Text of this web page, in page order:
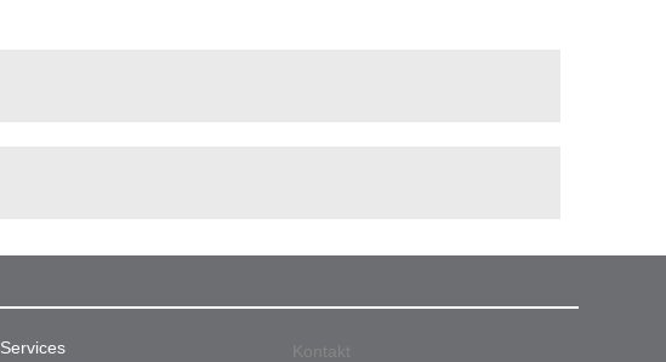
Services
Kontakt